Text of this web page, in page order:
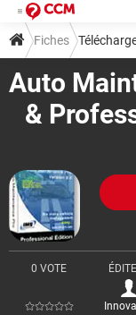
Auto
&
0 VOTE
Fiches